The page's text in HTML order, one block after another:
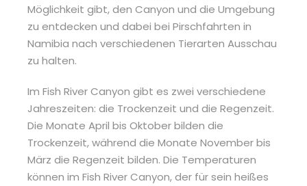
Möglichkeit gibt, den Canyon und die Umgebung
zu entdecken und dabei bei Pirschfahrten in
Namibia nach verschiedenen Tierarten Ausschau
zu halten.
Im Fish River Canyon gibt es zwei verschiedene
Jahreszeiten: die Trockenzeit und die Regenzeit.
Die Monate April bis Oktober bilden die
Trockenzeit, während die Monate November bis
März die Regenzeit bilden. Die Temperaturen
können im Fish River Canyon, der für sein heißes